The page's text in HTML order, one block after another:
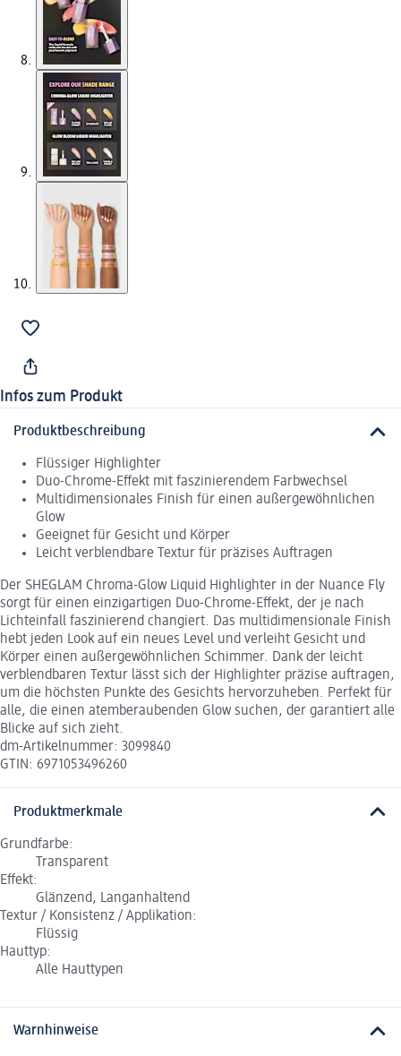
Infos zum Produkt
Produktbeschreibung
Flüssiger Highlighter
Duo-Chrome-Effekt mit faszinierendem Farbwechsel
Multidimensionales Finish für einen außergewöhnlichen
Glow
Geeignet für Gesicht und Körper
Leicht verblendbare Textur für präzises Auftragen
Der SHEGLAM Chroma-Glow Liquid Highlighter in der Nuance Fly
sorgt für einen einzigartigen Duo-Chrome-Effekt, der je nach
Lichteinfall faszinierend changiert. Das multidimensionale Finish
hebt jeden Look auf ein neues Level und verleiht Gesicht und
Körper einen außergewöhnlichen Schimmer. Dank der leicht
verblendbaren Textur lässt sich der Highlighter präzise auftragen,
um die höchsten Punkte des Gesichts hervorzuheben. Perfekt für
alle, die einen atemberaubenden Glow suchen, der garantiert alle
Blicke auf sich zieht.
dm-Artikelnummer: 3099840
GTIN: 6971053496260
Produktmerkmale
Grundfarbe:
Transparent
Effekt:
Glänzend, Langanhaltend
Textur / Konsistenz / Applikation:
Flüssig
Hauttyp:
Alle Hauttypen
Warnhinweise